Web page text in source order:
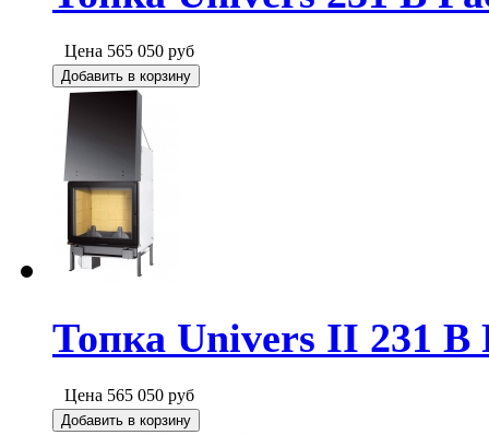
Цена 565 050 руб
Добавить в корзину
Топка Univers II 231 B
Цена 565 050 руб
Добавить в корзину